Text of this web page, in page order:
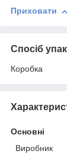
Приховати
Спосіб
Коробка
Основні
Виробник